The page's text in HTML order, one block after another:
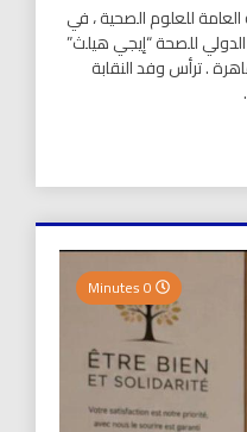
للعلوم الصحية ، في
للصحة “إيجي هيلث”
. ترأس وفد النقابة